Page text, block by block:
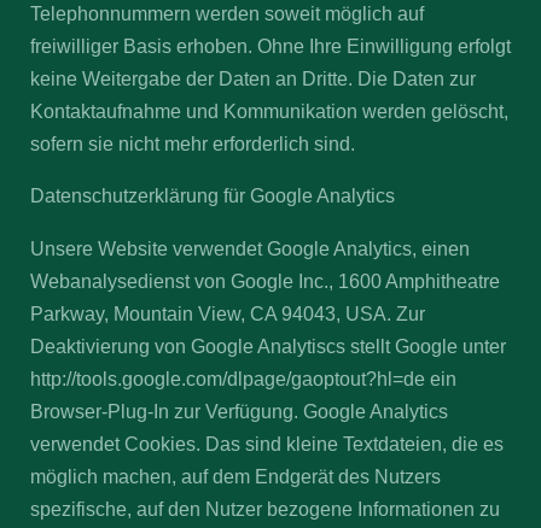
Telephonnummern werden soweit möglich auf
freiwilliger Basis erhoben. Ohne Ihre Einwilligung erfolgt
keine Weitergabe der Daten an Dritte. Die Daten zur
Kontaktaufnahme und Kommunikation werden gelöscht,
sofern sie nicht mehr erforderlich sind.
Datenschutzerklärung für Google Analytics
Unsere Website verwendet Google Analytics, einen
Webanalysedienst von Google Inc., 1600 Amphitheatre
Parkway, Mountain View, CA 94043, USA. Zur
Deaktivierung von Google Analytiscs stellt Google unter
http://tools.google.com/dlpage/gaoptout?hl=de ein
Browser-Plug-In zur Verfügung. Google Analytics
verwendet Cookies. Das sind kleine Textdateien, die es
möglich machen, auf dem Endgerät des Nutzers
spezifische, auf den Nutzer bezogene Informationen zu